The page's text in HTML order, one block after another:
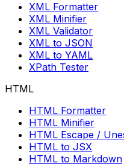
XML Formatter
XML Minifier
XML Validator
XML to JSON
XML to YAML
XPath Tester
HTML
HTML Formatter
HTML Minifier
HTML Escape /
HTML to JSX
HTML to Markdown